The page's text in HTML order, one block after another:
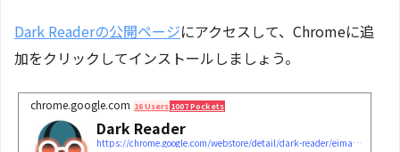
Dark Readerの公開ページにアクセスして、Chromeに追
加をクリックしてインストールしましょう。
chrome.google.com 16 Users 1007 Pockets
Dark Reader
https://chrome.google.com/webstore/detail/dark-reader/eimadpbcbfnmbkopoojfekhnkhdbieeh?hl=ja